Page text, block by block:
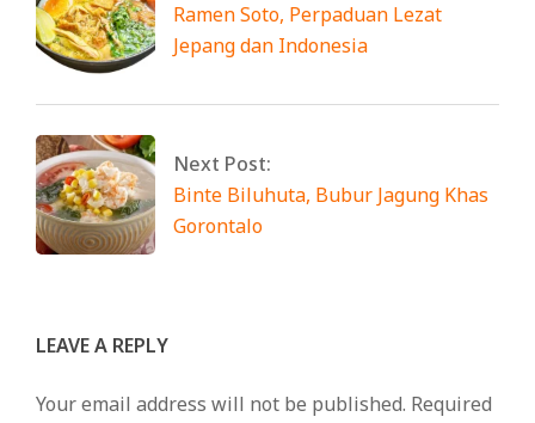
Ramen Soto, Perpaduan Lezat
Jepang dan Indonesia
Next Post:
Binte Biluhuta, Bubur Jagung Khas
Gorontalo
LEAVE A REPLY
Your email address will not be published. Required